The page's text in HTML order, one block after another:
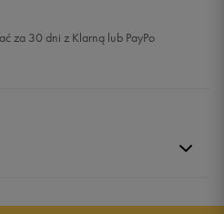
za 30 dni z Klarną lub PayPo